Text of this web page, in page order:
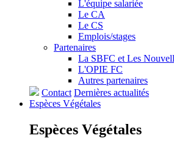
L'équipe salariée
Le CA
Le CS
Emplois/stages
Partenaires
La SBFC et Les
L'OPIE FC
Autres partenaires
Contact Dernières actualités
Espèces Végétales
Espèces Végétales